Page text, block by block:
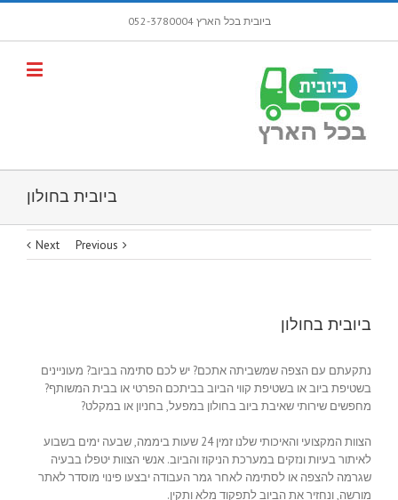
פתח
ביובית בכל הארץ 052-3780004
ביובית בחולון
Previous
Next
ביובית בחולון
נתקעתם עם הצפה שמשביתה אתכם? יש לכם סתימה בביוב? מעוניינים
בשטיפת ביוב או בשטיפת קווי הביוב בביתכם הפרטי או בבית המשותף?
מחפשים שירותי שאיבת ביוב בחולון במפעל, בחניון או במקלט?
הצוות המקצועי והאיכותי שלנו זמין 24 שעות ביממה, שבעה ימים בשבוע
לאיתור בעיות ונזקים במערכת הניקוז והביוב. אנשי הצוות יטפלו בבעיה
שגרמה להצפה או לסתימה לאחר גמר העבודה יבצעו פינוי מוסדר לאתר
מורשה, ונחזיר את הביוב לתפקוד מלא ותקין.